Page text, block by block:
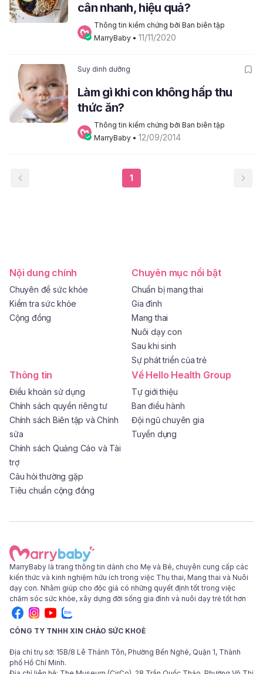
cân nhanh, hiệu quả?
Thông tin kiểm chứng bởi Ban biên tập
MarryBaby • 11/11/2020
Suy dinh dưỡng
Làm gì khi con không hấp thu
thức ăn?
Thông tin kiểm chứng bởi Ban biên tập
MarryBaby • 12/09/2014
1
Nội dung chính
Chuyên đề sức khỏe
Kiểm tra sức khỏe
Cộng đồng
Chuyên mục nổi bật
Chuẩn bị mang thai
Gia đình
Mang thai
Nuôi dạy con
Sau khi sinh
Sự phát triển của trẻ
Thông tin
Điều khoản sử dụng
Chính sách quyền riêng tư
Chính sách Biên tập và Chỉnh
sửa
Chính sách Quảng Cáo và Tài
trợ
Câu hỏi thường gặp
Tiêu chuẩn cộng đồng
Về Hello Health Group
Tự giới thiệu
Ban điều hành
Đội ngũ chuyên gia
Tuyển dụng
MarryBaby là trang thông tin dành cho Mẹ và Bé, chuyên cung cấp các
kiến thức và kinh nghiệm hữu ích trong việc Thụ thai, Mang thai và Nuôi
dạy con. Nhằm giúp cho độc giả có những quyết định tốt trong việc
chăm sóc sức khỏe, xây dựng đời sống gia đình và nuôi dạy trẻ tốt hơn
CÔNG TY TNHH XIN CHÀO SỨC KHOẺ
Địa chỉ trụ sở: 15B/8 Lê Thánh Tôn, Phường Bến Nghé, Quận 1, Thành
phố Hồ Chí Minh.